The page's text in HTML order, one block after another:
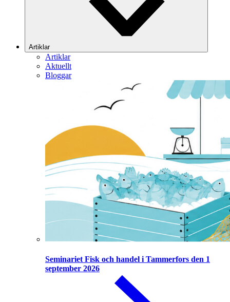
Artiklar
Artiklar
Aktuellt
Bloggar
Seminariet Fisk och handel i Tammerfors den 1
september 2026